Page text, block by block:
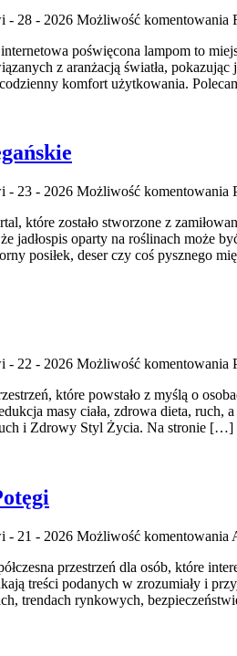
- 28 - 2026 Możliwość komentowania
poświęcona lampom to
z aranżacją światła,
komfort użytkowania.
- 23 - 2026 Możliwość komentowania
które zostało stworzone z
jadłospis oparty na roślinach może
posiłek, deser czy coś pysznego
- 22 - 2026 Możliwość komentowania
które powstało z myślą o
masy ciała, zdrowa dieta,
i Zdrowy Styl Życia. Na stronie […]
- 21 - 2026 Możliwość komentowania
przestrzeń dla osób, które
treści podanych w zrozumiały i
trendach rynkowych,